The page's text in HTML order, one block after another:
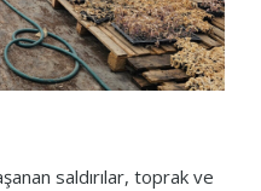
saldırılar, toprak ve